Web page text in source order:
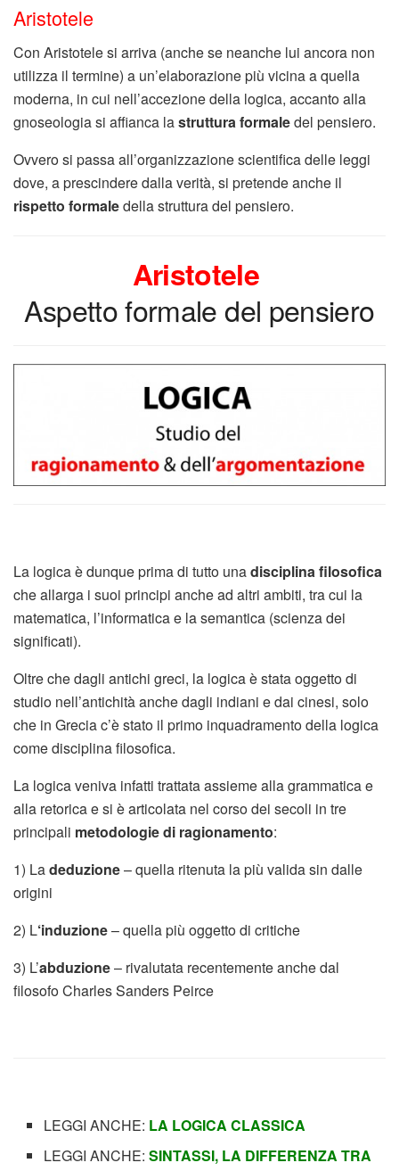
Aristotele
Con Aristotele si arriva (anche se neanche lui ancora non
utilizza il termine) a un’elaborazione più vicina a quella
moderna, in cui nell’accezione della logica, accanto alla
gnoseologia si affianca lastruttura formaledel pensiero.
Ovvero si passa all’organizzazione scientifica delle leggi
dove, a prescindere dalla verità, si pretende anche il
rispetto formaledella struttura del pensiero.
Aristotele
Aspetto formale del pensiero
La logica è dunque prima di tutto unadisciplina filosofica
che allarga i suoi principi anche ad altri ambiti, tra cui la
matematica, l’informatica e la semantica (scienza dei
significati).
Oltre che dagli antichi greci, la logica è stata oggetto di
studio nell’antichità anche dagli indiani e dai cinesi, solo
che in Grecia c’è stato il primo inquadramento della logica
come disciplina filosofica.
La logica veniva infatti trattata assieme alla grammatica e
alla retorica e si è articolata nel corso dei secoli in tre
principali metodologie di ragionamento:
1) Ladeduzione– quella ritenuta la più valida sin dalle
origini
2) L‘induzione– quella più oggetto di critiche
3) L’abduzione– rivalutata recentemente anche dal
filosofo Charles Sanders Peirce
LEGGI ANCHE: LA LOGICA CLASSICA
LEGGI ANCHE:SINTASSI, LA DIFFERENZA TRA